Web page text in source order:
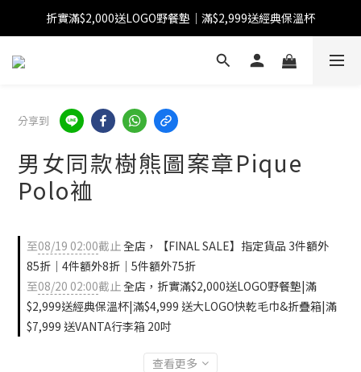
【FINAL SALE】指定商品低至38折
折實滿$2,000送LOGO野餐墊｜滿$2,999送經典保溫杯
【FINAL SALE】全單免運費
分享到
男女同款樹熊圖案章Pique
Polo裇
至08/19 02:00截止全店，【FINAL SALE】指定貨品 3件額外
85折｜4件額外8折｜5件額外75折
至08/20 02:00截止全店，折實滿$2,000送LOGO野餐墊|滿
$2,999送經典保溫杯|滿$4,999 送大LOGO快乾毛巾&折疊箱|滿
$7,999 送VANTA行李箱 20吋
查看更多